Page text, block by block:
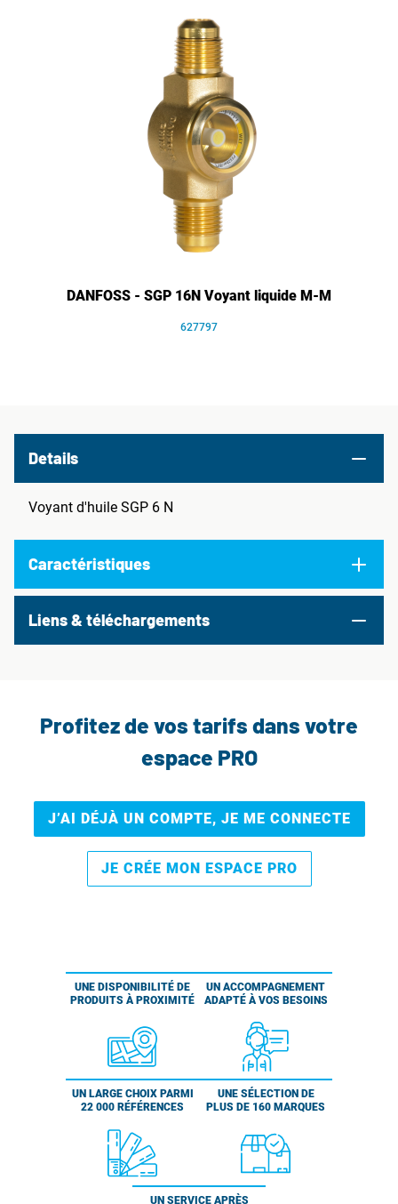
DANFOSS - SGP 16N Voyant liquide M-M
627797
Details
Voyant d'huile SGP 6 N
Caractéristiques
Liens & téléchargements
Profitez de vos tarifs dans votre
espace PRO
J’AI DÉJÀ UN COMPTE, JE ME CONNECTE
JE CRÉE MON ESPACE PRO
UNE DISPONIBILITÉ DE
PRODUITS À PROXIMITÉ
UN ACCOMPAGNEMENT
ADAPTÉ À VOS BESOINS
UN LARGE CHOIX PARMI
22 000 RÉFÉRENCES
UNE SÉLECTION DE
PLUS DE 160 MARQUES
UN SERVICE APRÈS